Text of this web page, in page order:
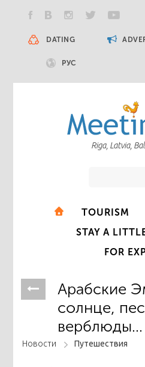
DATING
РУС
Riga, Latvia,
TOURISM
STAY A
FOR
Арабские
солнце,
верблюды...
Новости Путешествия